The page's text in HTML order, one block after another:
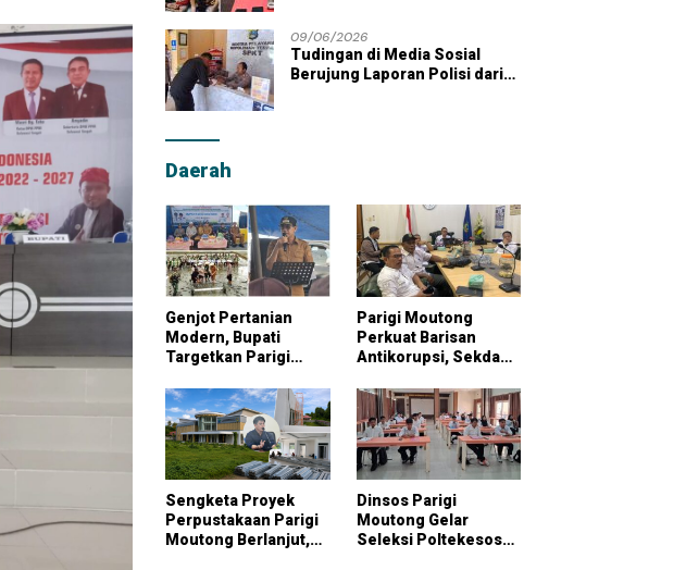
09/06/2026
Tudingan di Media Sosial
Berujung Laporan Polisi dari
Daerah
Genjot Pertanian
Modern, Bupati
Targetkan Parigi
Lumbung Pangan
Nasional
Parigi Moutong
Perkuat Barisan
Antikorupsi, Sekda
Bersama KPK
Sengketa Proyek
Perpustakaan Parigi
Moutong Berlanjut,
Dinsos Parigi
Moutong Gelar
Seleksi Poltekesos